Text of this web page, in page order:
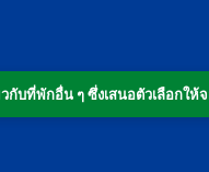
กับที่พักอื่น ๆ ซึ่งเสนอตัวเลือกใ